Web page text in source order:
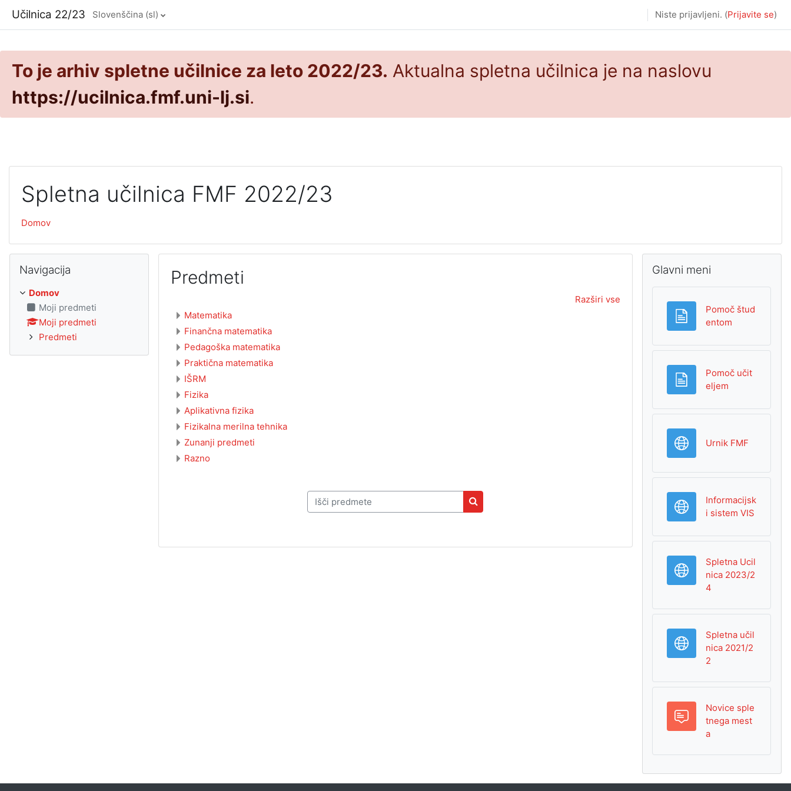
To je arhiv spletne učilnice za leto 2022/23. Aktualna spletna učilnica je na naslovu
https://ucilnica.fmf.uni-lj.si.
Učilnica 22/23 Slovenščina ‎(sl)‎ Niste prijavljeni. (Prijavite se)
Spletna učilnica FMF 2022/23
Domov
Predmeti
Razširi vse
Matematika
Finančna matematika
Pedagoška matematika
Praktična matematika
IŠRM
Fizika
Aplikativna fizika
Fizikalna merilna tehnika
Zunanji predmeti
Razno
Išči predmete
Išči predmete
Navigacija
Domov
Moji predmeti
Moji predmeti
Predmeti
Glavni meni
Pomoč štud
entom
Pomoč učit
eljem
Urnik FMF
Informacijsk
i sistem VIS
Spletna Ucil
nica 2023/2
4
Spletna učil
nica 2021/2
2
Novice sple
tnega mest
aForum